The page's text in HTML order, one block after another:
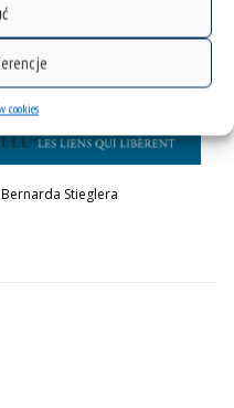
cookies
Stieglera